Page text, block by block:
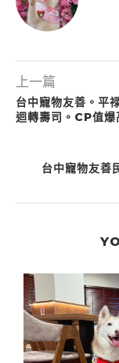
上一篇
台中寵物友善。平
迴轉壽司。CP值爆
台中寵物友善